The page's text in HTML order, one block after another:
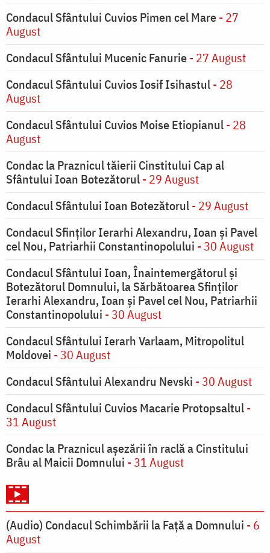
Condacul Sfântului Cuvios Pimen cel Mare- 27
August
Condacul Sfântului Mucenic Fanurie- 27 August
Condacul Sfântului Cuvios Iosif Isihastul- 28
August
Condacul Sfântului Cuvios Moise Etiopianul- 28
August
Condac la Praznicul tăierii Cinstitului Cap al
Sfântului Ioan Botezătorul- 29 August
Condacul Sfântului Ioan Botezătorul- 29 August
Condacul Sfinţilor Ierarhi Alexandru, Ioan şi Pavel
cel Nou, Patriarhii Constantinopolului - 30 August
Condacul Sfântului Ioan, Înaintemergătorul şi
Botezătorul Domnului, la Sărbătoarea Sfinţilor
Ierarhi Alexandru, Ioan şi Pavel cel Nou, Patriarhii
Constantinopolului - 30 August
Condacul Sfântului Ierarh Varlaam, Mitropolitul
Moldovei - 30 August
Condacul Sfântului Alexandru Nevski - 30 August
Condacul Sfântului Cuvios Macarie Protopsaltul-
31 August
Condac la Praznicul aşezării în raclă a Cinstitului
Brâu al Maicii Domnului - 31 August
(Audio) Condacul Schimbării la Față a Domnului - 6
August